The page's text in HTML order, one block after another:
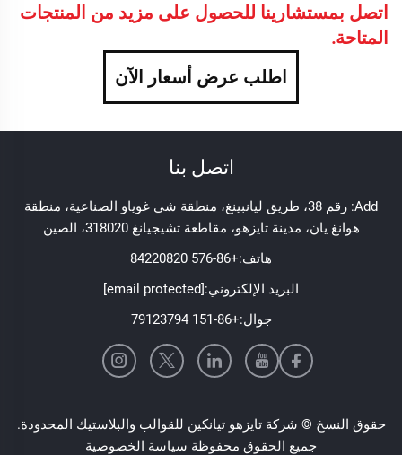
اتصل بمستشارينا للحصول على مزيد من المنتجات
المتاحة.
اطلب عرض أسعار الآن
اتصل بنا
Add: رقم 38، طريق ليانبينغ، منطقة شي غوياو الصناعية، منطقة
هوانغ يان، مدينة تايزهو، مقاطعة تشيجيانغ 318020، الصين
هاتف:+86-576 84220820
البريد الإلكتروني:[email protected]
جوال:+86-151 79123794
حقوق النسخ © شركة تايزهو تيانكين للقوالب والبلاستيك المحدودة.
جميع الحقوق محفوظة سياسة الخصوصية